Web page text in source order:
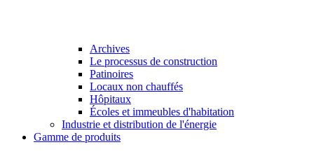
Archives
Le processus de construction
Patinoires
Locaux non chauffés
Hôpitaux
Écoles et immeubles d'habitation
Industrie et distribution de l'énergie
Gamme de produits